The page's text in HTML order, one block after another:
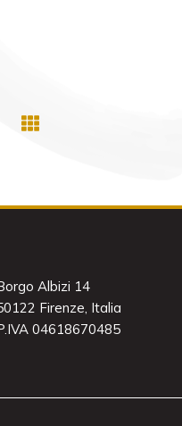
Albizi 14
Firenze, Italia
04618670485